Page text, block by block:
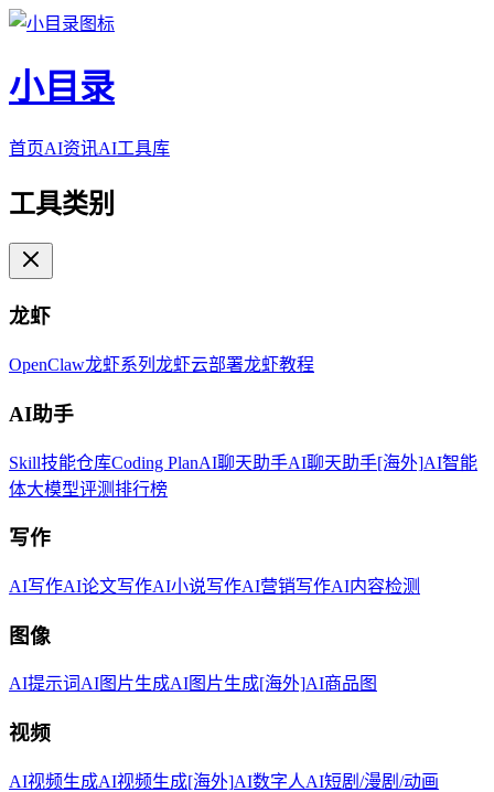
小目录
首页AI资讯AI工具库
工具类别
龙虾
OpenClaw龙虾系列 龙虾云部署龙虾教程
AI助手
Skill技能仓库Coding PlanAI聊天助手AI聊天助手[海外]AI智能
体大模型评测排行榜
写作
AI写作AI论文写作AI小说写作AI营销写作AI内容检测
图像
AI提示词AI图片生成AI图片生成[海外]AI商品图
视频
AI视频生成AI视频生成[海外]AI数字人AI短剧/漫剧/动画